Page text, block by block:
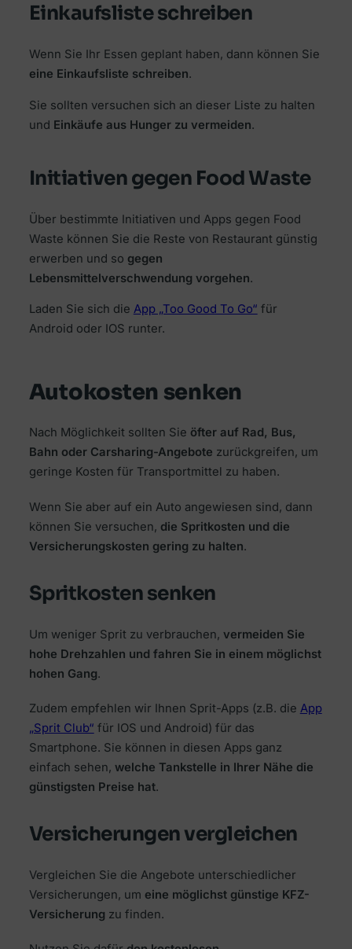
Einkaufsliste schreiben
Wenn Sie Ihr Essen geplant haben, dann können Sie
eine Einkaufsliste schreiben.
Sie sollten versuchen sich an dieser Liste zu halten
und Einkäufe aus Hunger zu vermeiden.
Initiativen gegen Food Waste
Über bestimmte Initiativen und Apps gegen Food
Waste können Sie die Reste von Restaurant günstig
erwerben und so gegen
Lebensmittelverschwendung vorgehen.
Laden Sie sich die App „Too Good To Go“ für
Android oder IOS runter.
Autokosten senken
Nach Möglichkeit sollten Sie öfter auf Rad, Bus,
Bahn oder Carsharing-Angebote zurückgreifen, um
geringe Kosten für Transportmittel zu haben.
Wenn Sie aber auf ein Auto angewiesen sind, dann
können Sie versuchen, die Spritkosten und die
Versicherungskosten gering zu halten.
Spritkosten senken
Um weniger Sprit zu verbrauchen, vermeiden Sie
hohe Drehzahlen und fahren Sie in einem möglichst
hohen Gang.
Zudem empfehlen wir Ihnen Sprit-Apps (z.B. die App
„Sprit Club“ für IOS und Android) für das
Smartphone. Sie können in diesen Apps ganz
einfach sehen, welche Tankstelle in Ihrer Nähe die
günstigsten Preise hat.
Versicherungen vergleichen
Vergleichen Sie die Angebote unterschiedlicher
Versicherungen, um eine möglichst günstige KFZ-
Versicherung zu finden.